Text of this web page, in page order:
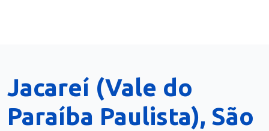
Jacareí (Vale do
Paraíba Paulista), São